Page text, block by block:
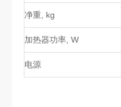
净重, kg
加热器功率, W
电源